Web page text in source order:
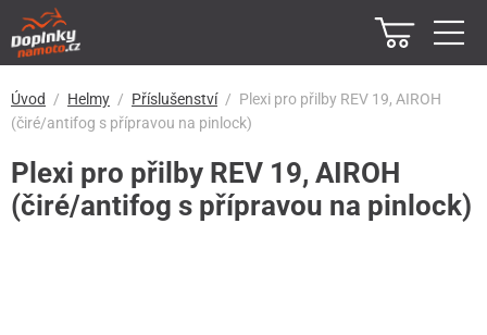
Úvod Helmy Příslušenství
Plexi pro přilby REV 19, AIROH
(čiré/antifog s přípravou na pinlock)
Plexi pro přilby REV 19, AIROH
(čiré/antifog s přípravou na pinlock)